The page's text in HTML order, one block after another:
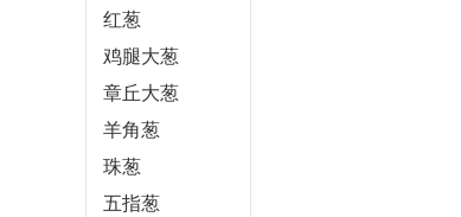
红葱
鸡腿大葱
章丘大葱
羊角葱
珠葱
五指葱